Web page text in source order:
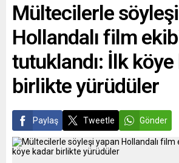
Mültecilerle
Hollandalı film
tutuklandı: İlk
birlikte yürüdüler
Paylaş Tweetle Gönder